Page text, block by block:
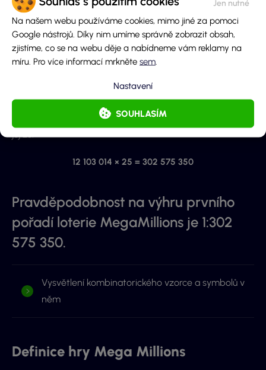
Na našem webu používáme cookies, mimo jiné za pomoci
Google nástrojů. Díky nim umíme správně zobrazit obsah,
zjistíme, co se na webu děje a nabídneme vám reklamy na
míru. Pro více informací mrkněte sem
SOUHLASÍM
Nastavení
sebou, čímž dosáhneme konečného počtu existujících
kombinací. Stačí tedy vzít počet unikátních pětic a vynásobit
12 103 014 × 25 = 302 575 350
Pravděpodobnost na výhru prvního
pořadí loterie MegaMillions je 1:302
575 350.
Vysvětlení kombinatorického vzorce a symbolů v
něm
Definice hry Mega Millions